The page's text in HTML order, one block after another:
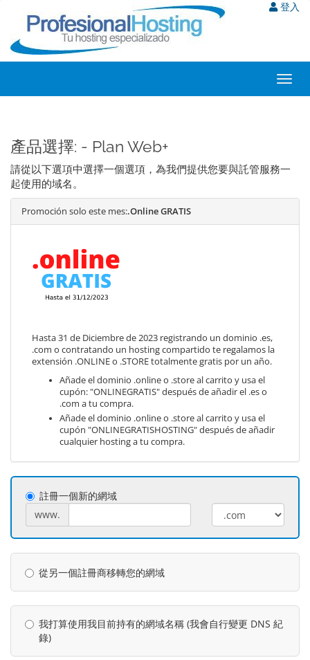
登入
產品選擇: - Plan Web+
請從以下選項中選擇一個選項，為我們提供您要與託管服務一
起使用的域名。
Promoción solo este mes:.Online GRATIS
Hasta 31 de Diciembre de 2023 registrando un dominio .es,
.com o contratando un hosting compartido te regalamos la
extensión .ONLINE o .STORE totalmente gratis por un año.
Añade el dominio .online o .store al carrito y usa el
cupón: "ONLINEGRATIS" después de añadir el .es o
.com a tu compra.
Añade el dominio .online o .store al carrito y usa el
cupón "ONLINEGRATISHOSTING" después de añadir
cualquier hosting a tu compra.
註冊一個新的網域
www.
從另一個註冊商移轉您的網域
我打算使用我目前持有的網域名稱 (我會自行變更 DNS 紀
錄)